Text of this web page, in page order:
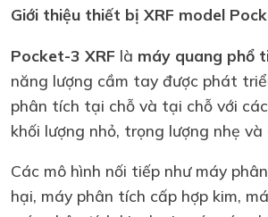
Giới thiệu thiết bị XRF model
Pocket-3 XRF là máy quang phổ
năng lượng cầm tay được phát
phân tích tại chỗ và tại chỗ với
khối lượng nhỏ, trọng lượng nhẹ và
Các mô hình nối tiếp như máy
hại, máy phân tích cấp hợp kim,